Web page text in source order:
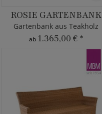
ROSIE GARTENBANK
Gartenbank aus Teakholz
ab 1.365,00 € *